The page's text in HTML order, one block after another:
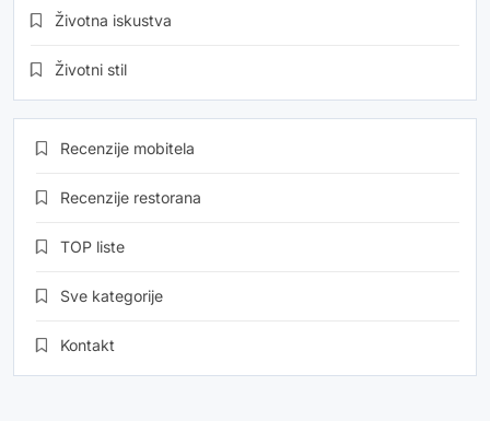
Životna iskustva
Životni stil
Recenzije mobitela
Recenzije restorana
TOP liste
Sve kategorije
Kontakt